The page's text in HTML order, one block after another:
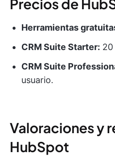
Precios de
Herramientas
CRM Suite Starter: 20
CRM Suite
usuario.
Valoraciones y
HubSpot